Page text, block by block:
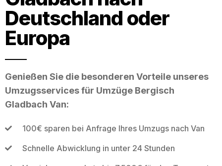
Deutschland oder
Europa
Genießen Sie die besonderen Vorteile unseres
Umzugsservices für Umzüge Bergisch
Gladbach Van:
100€ sparen bei Anfrage Ihres Umzugs nach Van
Schnelle Abwicklung in unter 24 Stunden